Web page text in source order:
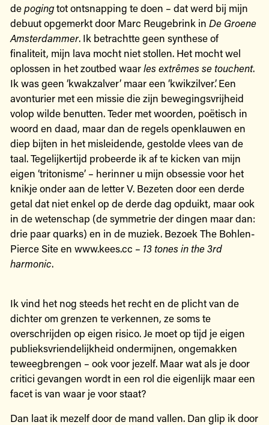
depogingtot ontsnapping te doen – dat werd bij mijn
debuut opgemerkt door Marc Reugebrink in De Groene
Amsterdammer. Ik betrachtte geen synthese of
finaliteit, mijn lava mocht niet stollen. Het mocht wel
oplossen in het zoutbed waarles extrêmes se touchent.
Ik was geen ‘kwakzalver’ maar een ‘kwikzilver’. Een
avonturier met een missie die zijn bewegingsvrijheid
volop wilde benutten. Teder met woorden, poëtisch in
woord en daad, maar dan de regels openklauwen en
diep bijten in het misleidende, gestolde vlees van de
taal. Tegelijkertijd probeerde ik af te kicken van mijn
eigen ‘tritonisme’ – herinner u mijn obsessie voor het
knikje onder aan de letter V. Bezeten door een derde
getal dat niet enkel op de derde dag opduikt, maar ook
in de wetenschap (de symmetrie der dingen maar dan:
drie paar quarks) en in de muziek. Bezoek The Bohlen-
Pierce Site en www.kees.cc – 13 tones in the 3rd
harmonic.
Ik vind het nog steeds het recht en de plicht van de
dichter om grenzen te verkennen, ze soms te
overschrijden op eigen risico. Je moet op tijd je eigen
publieksvriendelijkheid ondermijnen, ongemakken
teweegbrengen – ook voor jezelf. Maar wat als je door
critici gevangen wordt in een rol die eigenlijk maar een
facet is van waar je voor staat?
Dan laat ik mezelf door de mand vallen. Dan glip ik door